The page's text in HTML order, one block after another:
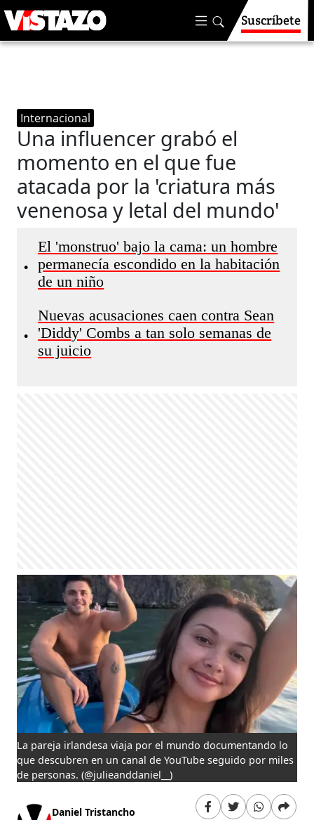
Suscríbete
Internacional
Una influencer grabó el
momento en el que fue
atacada por la 'criatura más
venenosa y letal del mundo'
•
El 'monstruo' bajo la cama: un hombre
permanecía escondido en la habitación
de un niño
•
Nuevas acusaciones caen contra Sean
'Diddy' Combs a tan solo semanas de
su juicio
La pareja irlandesa viaja por el mundo documentando lo
que descubren en un canal de YouTube seguido por miles
de personas. (@julieanddaniel__)
Daniel Tristancho